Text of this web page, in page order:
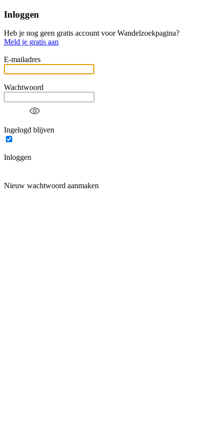
Inloggen
Heb je nog geen gratis account voor Wandelzoekpagina?
Meld je gratis aan
E-mailadres
Wachtwoord
Ingelogd blijven
Inloggen
Nieuw wachtwoord aanmaken